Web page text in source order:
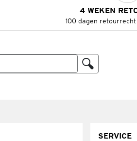
4 WEKEN
100 dagen
SERVICE